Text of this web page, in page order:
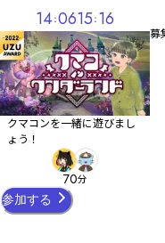
募
14 0615 16
クマコンを一緒に遊びまし
ょう！
70分
参加する